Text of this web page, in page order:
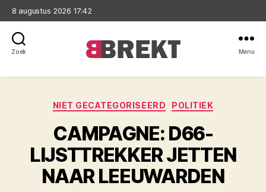
8 augustus 2026 17:42
Zoek Menu
Categorieën
NIET GECATEGORISEERD POLITIEK
CAMPAGNE: D66-
LIJSTTREKKER JETTEN
NAAR LEEUWARDEN